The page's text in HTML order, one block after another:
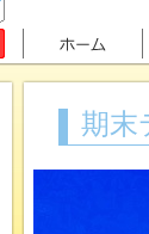
期末